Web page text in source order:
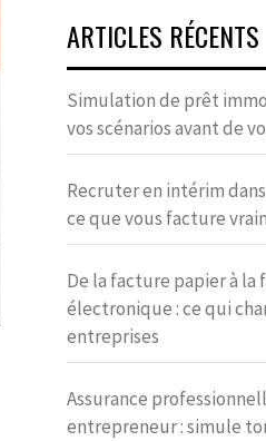
ARTICLES RÉCENTS
Simulation de prêt
vos scénarios avant de
Recruter en intérim
ce que vous facture
De la facture papier à la
électronique : ce qui
entreprises
Assurance
entrepreneur : simule